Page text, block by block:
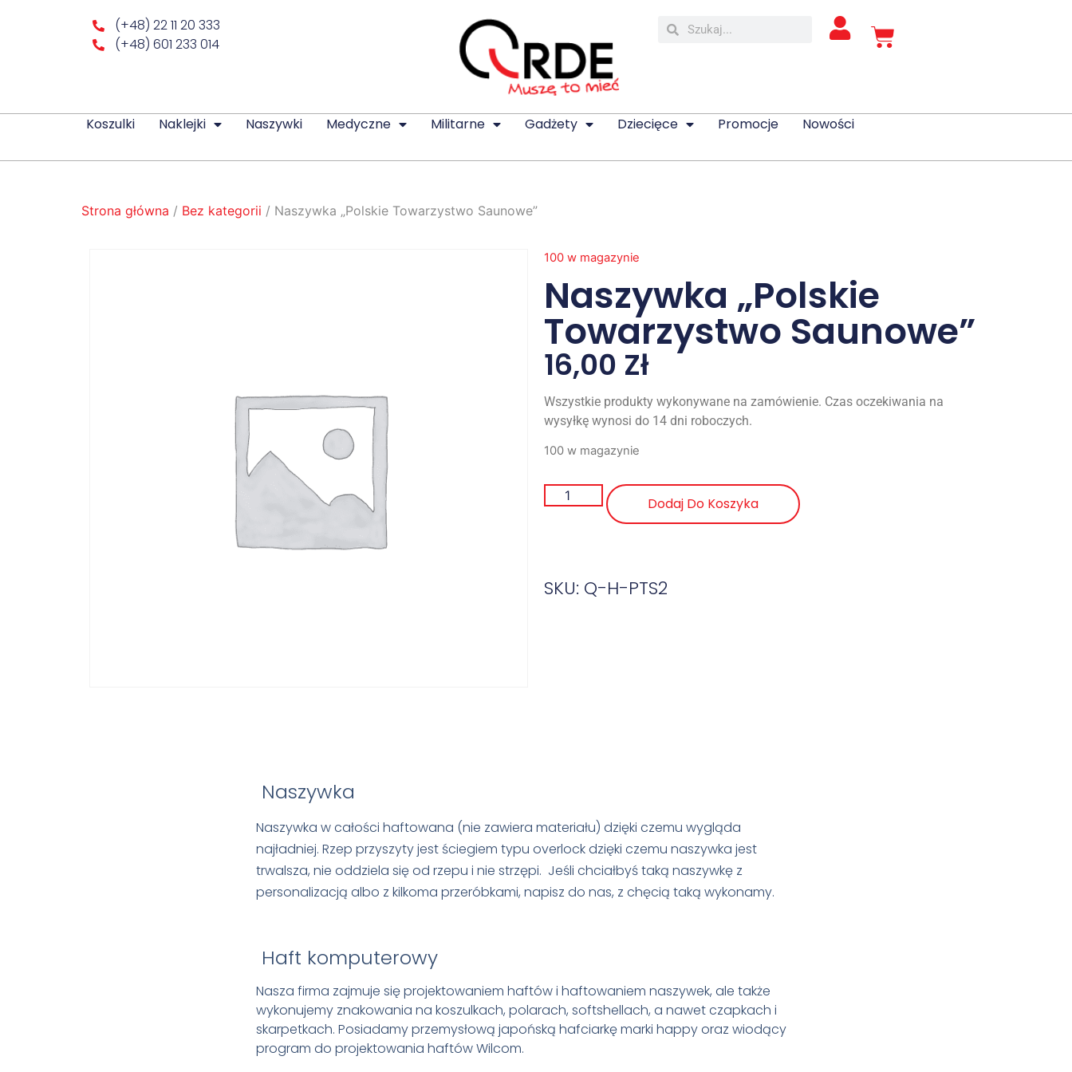
(+48) 22 11 20 333
(+48) 601 233 014
Koszulki Naklejki Naszywki Medyczne Militarne Gadżety Dziecięce Promocje Nowości
Strona główna / Bez kategorii / Naszywka „Polskie Towarzystwo Saunowe”
100 w magazynie
Naszywka „Polskie
Towarzystwo Saunowe”
16,00 Zł
Wszystkie produkty wykonywane na zamówienie. Czas oczekiwania na
wysyłkę wynosi do 14 dni roboczych.
100 w magazynie
Dodaj Do Koszyka
SKU: Q-H-PTS2
Naszywka
Naszywka w całości haftowana (nie zawiera materiału) dzięki czemu wygląda
najładniej. Rzep przyszyty jest ściegiem typu overlock dzięki czemu naszywka jest
trwalsza, nie oddziela się od rzepu i nie strzępi. Jeśli chciałbyś taką naszywkę z
personalizacją albo z kilkoma przeróbkami, napisz do nas, z chęcią taką wykonamy.
Haft komputerowy
Nasza firma zajmuje się projektowaniem haftów i haftowaniem naszywek, ale także
wykonujemy znakowania na koszulkach, polarach, softshellach, a nawet czapkach i
skarpetkach. Posiadamy przemysłową japońską hafciarkę marki happy oraz wiodący
program do projektowania haftów Wilcom.